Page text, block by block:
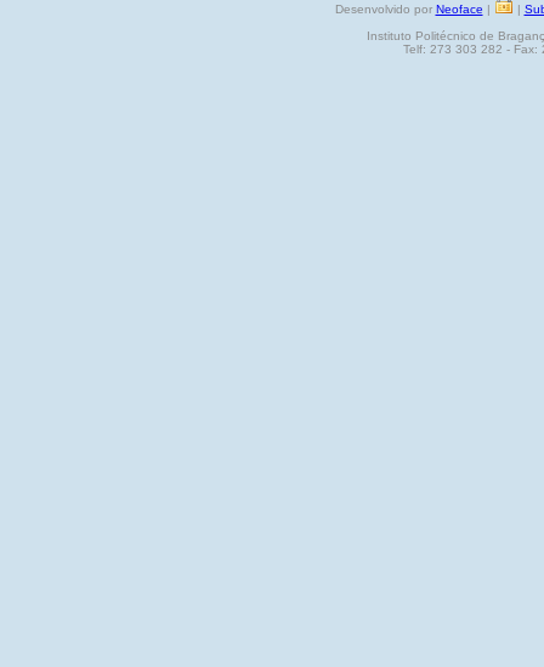
Desenvolvido por Neoface | |
Instituto Politécnico de
Telf: 273 303 282 - Fax: